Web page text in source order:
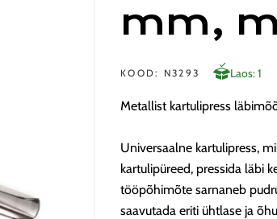
mm,
KOOD: N3293 Laos: 1
Metallist kartulipress
Universaalne kartulipress,
kartulipüreed, pressida läbi
tööpõhimõte sarnaneb
saavutada eriti ühtlase ja